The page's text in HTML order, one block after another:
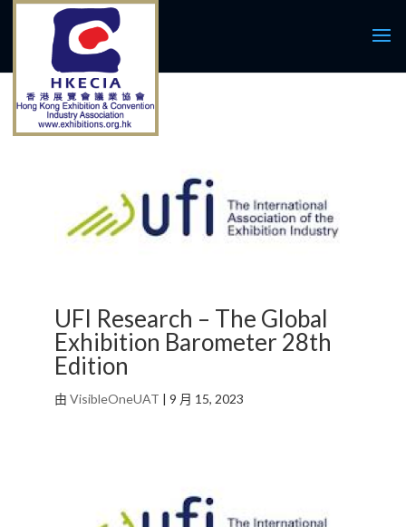
UFI Research – The Global
Exhibition Barometer 28th
Edition
由 VisibleOneUAT | 9 月 15, 2023